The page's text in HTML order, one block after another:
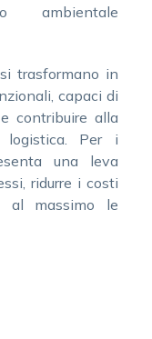
trasformano in
capaci di
contribuire alla
logistica. Per i
una leva
ridurre i costi
al massimo le